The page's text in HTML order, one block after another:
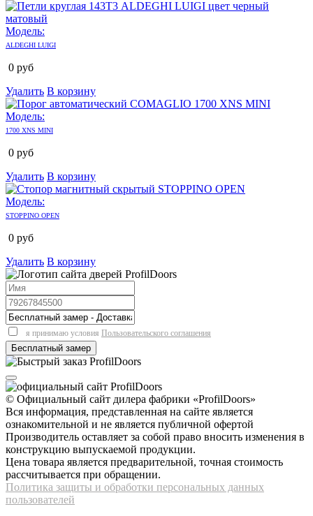
Модель:
ALDEGHI LUIGI
0 руб
Удалить В корзину
Модель:
1700 XNS MINI
0 руб
Удалить В корзину
Модель:
STOPPINO OPEN
0 руб
Удалить В корзину
я принимаю условия Пользовательского соглашения
© Официальный сайт дилера фабрики «ProfilDoors»
Вся информация, представленная на сайте является
ознакомительной и не является публичной офертой
Производитель оставляет за собой право вносить изменения в
конструкцию выпускаемой продукции.
Цена товара является предварительной, точная стоимость
рассчитывается при обращении.
Политика защиты и обработки персональных данных
пользователей